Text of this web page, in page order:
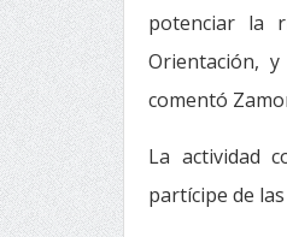
potenciar la
Orientación,
comentó
La actividad
partícipe de